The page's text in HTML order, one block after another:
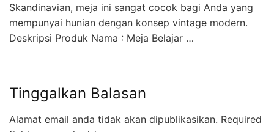
Skandinavian, meja ini sangat cocok bagi Anda yang
mempunyai hunian dengan konsep vintage modern.
Deskripsi Produk Nama : Meja Belajar …
Tinggalkan Balasan
Alamat email anda tidak akan dipublikasikan. Required